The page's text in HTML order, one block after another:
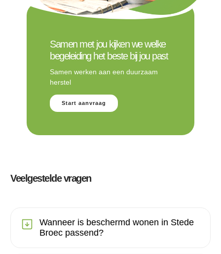
Samen met jou kijken we welke
begeleiding het beste bij jou past
Samen werken aan een duurzaam
herstel
Start aanvraag
Veelgestelde vragen
Wanneer is beschermd wonen in Stede
Broec passend?